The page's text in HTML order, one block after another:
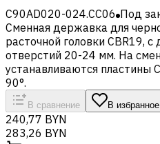
C90AD020-024.CC06 Под
Сменная державка для
расточной головки CBR19,
отверстий 20-24 мм. На
устанавливаются пластины
90°.
В сравнение В избранное
240,77 BYN
283,26 BYN